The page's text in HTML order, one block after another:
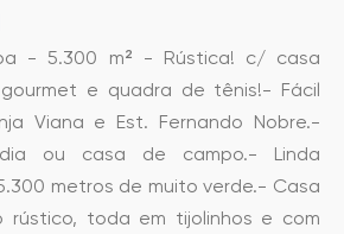
- 5.300 m² - Rústica! c/ casa
e quadra de tênis!- Fácil
Viana e Est. Fernando Nobre.-
ou casa de campo.- Linda
metros de muito verde.- Casa
rústico, toda em tijolinhos e com